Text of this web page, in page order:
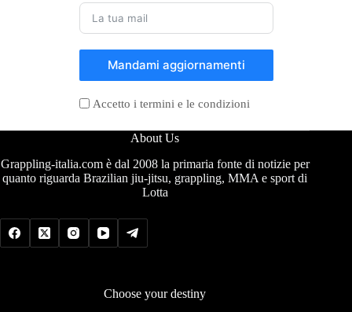
Mandami aggiornamenti
Accetto i termini e le condizioni
About Us
Grappling-italia.com è dal 2008 la primaria fonte di notizie per
quanto riguarda Brazilian jiu-jitsu, grappling, MMA e sport di
Lotta
Choose your destiny